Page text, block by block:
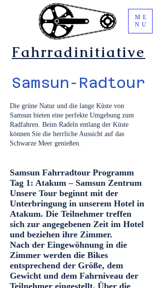
Fahrradinitiative
ME
NU
Samsun-Radtour
Die grüne Natur und die lange Küste von
Samsun bieten eine perfekte Umgebung zum
Radfahren. Beim Radeln entlang der Küste
können Sie die herrliche Aussicht auf das
Schwarze Meer genießen.
Samsun Fahrradtour Programm
Tag 1: Atakum – Samsun Zentrum
Unsere Tour beginnt mit der
Unterbringung in unserem Hotel in
Atakum. Die Teilnehmer treffen
sich zur angegebenen Zeit im Hotel
und beziehen ihre Zimmer.
Nach der Eingewöhnung in die
Zimmer werden die Bikes
entsprechend der Größe, dem
Gewicht und dem Fahrniveau der
Teilnehmer eingestellt. Über die